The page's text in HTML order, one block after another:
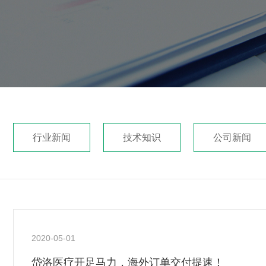
行业新闻 技术知识 公司新闻
2020-05-01
岱洛医疗开足马力，海外订单交付提速！